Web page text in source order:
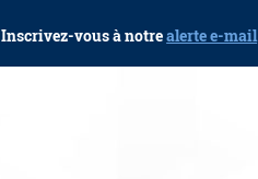
Inscrivez-vous à notrealerte e-mail